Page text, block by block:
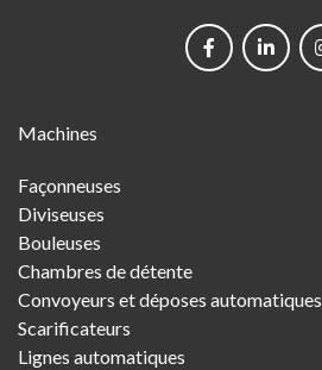
Menu
Machines
Façonneuses
Diviseuses
Bouleuses
Chambres de détente
Convoyeurs et déposes automatiques
Scarificateurs
Lignes automatiques